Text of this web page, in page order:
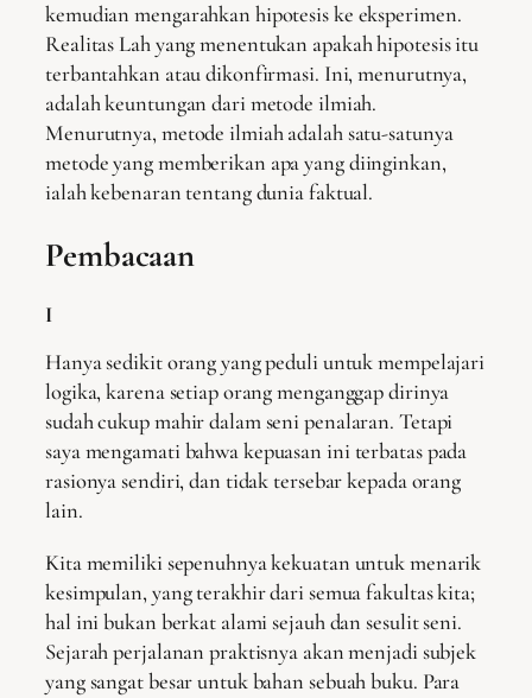
kemudian mengarahkan hipotesis ke eksperimen.
Realitas Lah yang menentukan apakah hipotesis itu
terbantahkan atau dikonfirmasi. Ini, menurutnya,
adalah keuntungan dari metode ilmiah.
Menurutnya, metode ilmiah adalah satu-satunya
metode yang memberikan apa yang diinginkan,
ialah kebenaran tentang dunia faktual.
Pembacaan
I
Hanya sedikit orang yang peduli untuk mempelajari
logika, karena setiap orang menganggap dirinya
sudah cukup mahir dalam seni penalaran. Tetapi
saya mengamati bahwa kepuasan ini terbatas pada
rasionya sendiri, dan tidak tersebar kepada orang
lain.
Kita memiliki sepenuhnya kekuatan untuk menarik
kesimpulan, yang terakhir dari semua fakultas kita;
hal ini bukan berkat alami sejauh dan sesulit seni.
Sejarah perjalanan praktisnya akan menjadi subjek
yang sangat besar untuk bahan sebuah buku. Para